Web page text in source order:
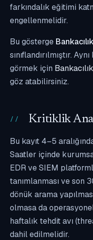
farkındalık eğitimi
engellenmelidir.
Bu gösterge
sınıflandırılmıştır.
görmek için
göz atabilirsiniz.
Kritiklik
Bu kayıt 4–5
Saatler içinde
EDR ve SIEM
tanımlanması ve son
dönük arama
olmasa da
haftalık tehdit avı
dahil edilmelidir.